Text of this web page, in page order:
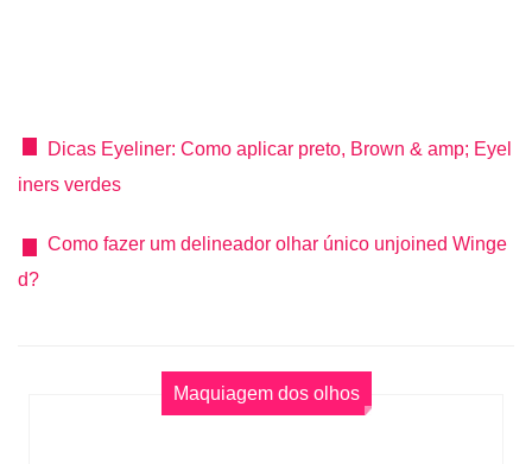
Dicas Eyeliner: Como aplicar preto, Brown & amp; Eyel
iners verdes
Como fazer um delineador olhar único unjoined Winge
d?
Maquiagem dos olhos